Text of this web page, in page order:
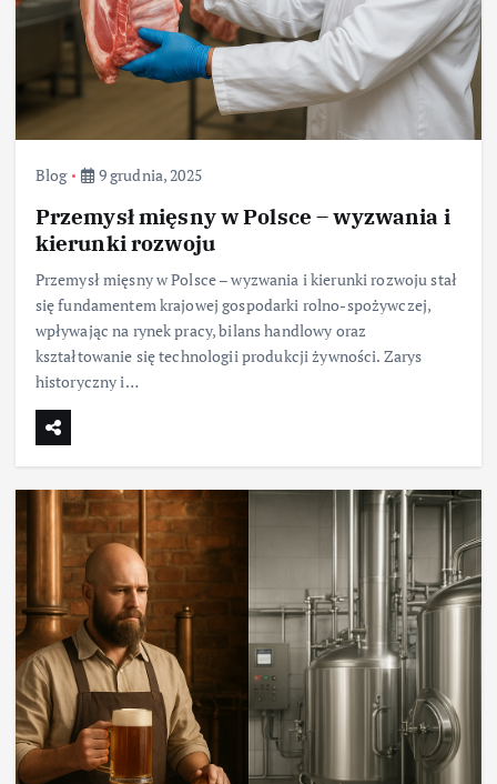
Blog 9 grudnia, 2025
Przemysł mięsny w Polsce – wyzwania i
kierunki rozwoju
Przemysł mięsny w Polsce – wyzwania i kierunki rozwoju stał
się fundamentem krajowej gospodarki rolno-spożywczej,
wpływając na rynek pracy, bilans handlowy oraz
kształtowanie się technologii produkcji żywności. Zarys
historyczny i…